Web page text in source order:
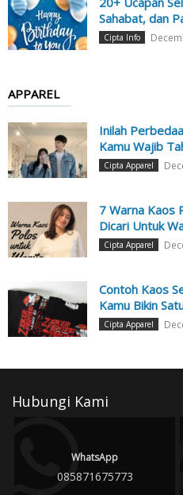
Sahabat, dan
Cipta Info
APPAREL
Inilah
Kamu Wajib
Cipta Apparel
7 Warna Kaos
Dicari Untuk
Cipta Apparel
Contoh Kaos
Kamu Bikin
Cipta Apparel
Hubungi Kami
WhatsApp
085871675773